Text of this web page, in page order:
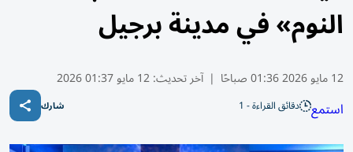
النوم» في مدينة برجيل
12 مايو 2026 01:36 صباحًا | آخر تحديث:12 مايو 01:37 2026
استمع دقائق القراءة - 1 شارك